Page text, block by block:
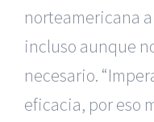
norteamericana
incluso aunque
necesario.
eficacia, por eso